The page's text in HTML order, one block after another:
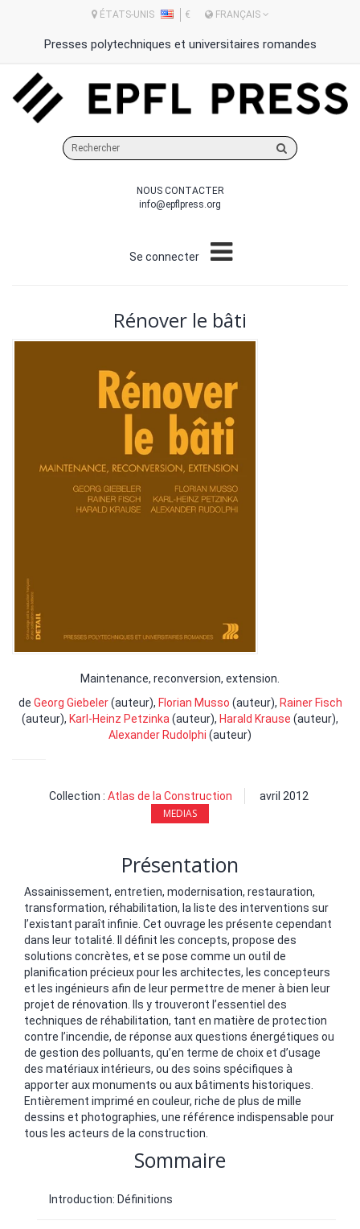
ÉTATS-UNIS € FRANÇAIS
Presses polytechniques et universitaires romandes
sur
site
NOUS CONTACTER
info@epflpress.org
Se connecter
Rénover le bâti
Maintenance, reconversion, extension.
de Georg Giebeler(auteur), Florian Musso (auteur), Rainer Fisch
(auteur), Karl-Heinz Petzinka (auteur), Harald Krause (auteur),
Alexander Rudolphi (auteur)
Collection : Atlas de la Construction avril 2012
MEDIAS
Présentation
Assainissement, entretien, modernisation, restauration,
transformation, réhabilitation, la liste des interventions sur
l’existant paraît infinie. Cet ouvrage les présente cependant
dans leur totalité. Il définit les concepts, propose des
solutions concrètes, et se pose comme un outil de
planification précieux pour les architectes, les concepteurs
et les ingénieurs afin de leur permettre de mener à bien leur
projet de rénovation. Ils y trouveront l’essentiel des
techniques de réhabilitation, tant en matière de protection
contre l’incendie, de réponse aux questions énergétiques ou
de gestion des polluants, qu’en terme de choix et d’usage
des matériaux intérieurs, ou des soins spécifiques à
apporter aux monuments ou aux bâtiments historiques.
Entièrement imprimé en couleur, riche de plus de mille
dessins et photographies, une référence indispensable pour
tous les acteurs de la construction.
Sommaire
Introduction: Définitions